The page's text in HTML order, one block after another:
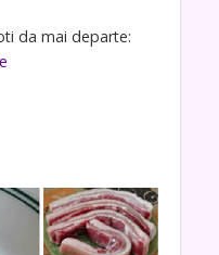
da mai departe: